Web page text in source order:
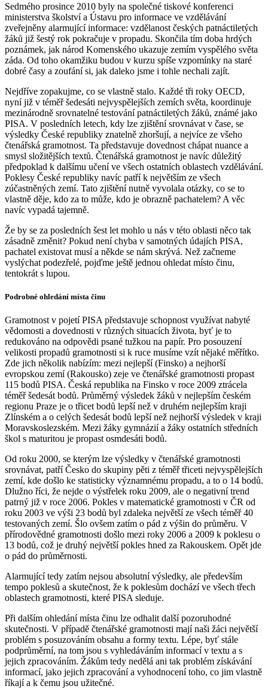
Sedmého prosince 2010 byly na společné tiskové konferenci
ministerstva školství a Ústavu pro informace ve vzdělávání
zveřejněny alarmující informace: vzdělanost českých patnáctiletých
žáků již šestý rok pokračuje v propadu. Skončila tím doba hrdých
poznámek, jak národ Komenského ukazuje zemím vyspělého světa
záda. Od toho okamžiku budou v kurzu spíše vzpomínky na staré
dobré časy a zoufání si, jak daleko jsme i tohle nechali zajít.
Nejdříve zopakujme, co se vlastně stalo. Každé tři roky OECD,
nyní již v téměř šedesáti nejvyspělejších zemích světa, koordinuje
mezinárodně srovnatelné testování patnáctiletých žáků, známé jako
PISA. V posledních letech, kdy lze zjištění srovnávat v čase, se
výsledky České republiky znatelně zhoršují, a nejvíce ze všeho
čtenářská gramotnost. Ta představuje dovednost chápat nuance a
smysl složitějších textů. Čtenářská gramotnost je navíc důležitý
předpoklad k dalšímu učení ve všech ostatních oblastech vzdělávání.
Poklesy České republiky navíc patří k největším ze všech
zúčastněných zemí. Tato zjištění nutně vyvolala otázky, co se to
vlastně děje, kdo za to může, kdo je obrazně pachatelem? A věc
navíc vypadá tajemně.
Že by se za posledních šest let mohlo u nás v této oblasti něco tak
zásadně změnit? Pokud není chyba v samotných údajích PISA,
pachatel existovat musí a někde se nám skrývá. Než začneme
vyslýchat podezřelé, pojďme ještě jednou ohledat místo činu,
tentokrát s lupou.
Podrobné ohledání místa činu
Gramotnost v pojetí PISA představuje schopnost využívat nabyté
vědomosti a dovednosti v různých situacích života, byť je to
redukováno na odpovědi psané tužkou na papír. Pro posouzení
velikosti propadů gramotnosti si k ruce musíme vzít nějaké měřítko.
Zde jich několik nabízím: mezi nejlepší (Finsko) a nejhorší
evropskou zemí (Rakousko) zeje ve čtenářské gramotnosti propast
115 bodů PISA. Česká republika na Finsko v roce 2009 ztrácela
téměř šedesát bodů. Průměrný výsledek žáků v nejlepším českém
regionu Praze je o třicet bodů lepší než v druhém nejlepším kraji
Zlínském a o celých šedesát bodů lepší než nejhorší výsledek v kraji
Moravskoslezském. Mezi žáky gymnázií a žáky ostatních středních
škol s maturitou je propast osmdesáti bodů.
Od roku 2000, se kterým lze výsledky v čtenářské gramotnosti
srovnávat, patří Česko do skupiny pěti z téměř třiceti nejvyspělejších
zemí, kde došlo ke statisticky významnému propadu, a to o 14 bodů.
Dlužno říci, že nejde o výstřelek roku 2009, ale o negativní trend
patrný již v roce 2006. Pokles v matematické gramotnosti v ČR od
roku 2003 ve výši 23 bodů byl zdaleka největší ze všech téměř 40
testovaných zemí. Šlo ovšem zatím o pád z výšin do průměru. V
přírodovědné gramotnosti došlo mezi roky 2006 a 2009 k poklesu o
13 bodů, což je druhý největší pokles hned za Rakouskem. Opět jde
o pád do průměrnosti.
Alarmující tedy zatím nejsou absolutní výsledky, ale především
tempo poklesů a skutečnost, že k poklesům dochází ve všech třech
oblastech gramotnosti, které PISA sleduje.
Při dalším ohledání místa činu lze odhalit další pozoruhodné
skutečnosti. V případě čtenářské gramotnosti mají naši žáci největší
problém s posuzováním obsahu a formy textu. Lépe, byť stále
podprůměrní, na tom jsou s vyhledáváním informací v textu a s
jejich zpracováním. Žákům tedy nedělá ani tak problém získávání
informací, jako jejich zpracování a vyhodnocení toho, co jim vlastně
říkají a k čemu jsou užitečné.